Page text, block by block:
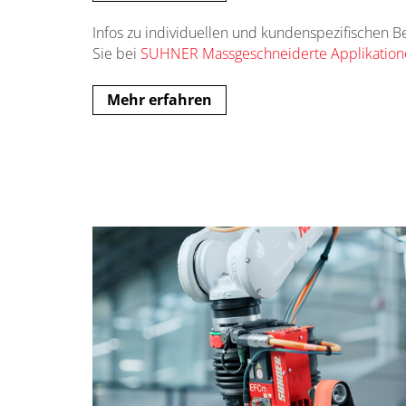
Infos zu individuellen und kundenspezifischen
Sie bei SUHNER Massgeschneiderte
Mehr erfahren